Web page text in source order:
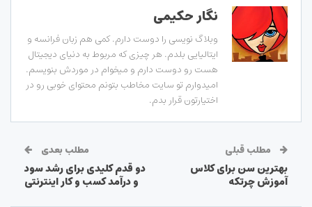
نگار حکیمی
وبلاگ نویسی را دوست دارم. کمی هم زبان فرانسه و
ایتالیایی بلدم. هر چیزی که مربوط به دنیای دیجیتال
هست رو دوست دارم و میخوام در موردش بنویسم.
امیدوارم تو سایت مخاطب بتونم محتوای خوبی رو در
اختیارتون قرار بدم.
مطلب قبلی
بهترین سن برای کلاس
آموزش چرتکه
مطلب بعدی
دو قدم کلیدی برای رشد سود
و درآمد کسب و کار اینترنتی